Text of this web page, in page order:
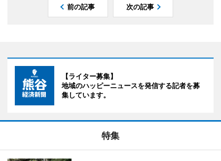
前の記事 次の記事
【ライター募集】
地域のハッピーニュースを発信する記者を募
集しています。
特集